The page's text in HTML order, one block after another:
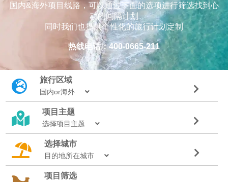
国内&海外项目线路，可以通过下面的选项进行筛选找到心
动的间隔计划
同时我们也提供个性化的旅行计划定制
热线电话：400-0665-211
旅行区域
国内or海外
项目主题
选择项目主题
选择城市
目的地所在城市
项目筛选